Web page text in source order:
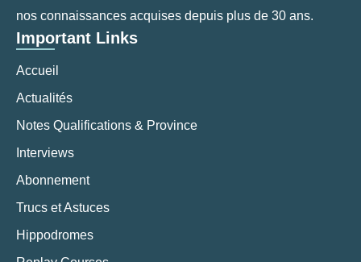
nos connaissances acquises depuis plus de 30 ans.
Important Links
Accueil
Actualités
Notes Qualifications & Province
Interviews
Abonnement
Trucs et Astuces
Hippodromes